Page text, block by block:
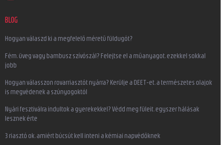
BLOG
Hogyan válaszd ki a megfelelő méretű füldugót?
Fém, üveg vagy bambusz szívószál? Felejtse el a műanyagot, ezekkel sokkal
jobb
Hogyan válasszon rovarriasztót nyárra? Kerülje a DEET-et, a természetes olajok
is megvédenek a szúnyogoktól
Nyári fesztiválra indultok a gyerekekkel? Védd meg füleit, egyszer hálásak
lesznek érte
3 riasztó ok, amiért búcsút kell inteni a kémiai napvédőknek